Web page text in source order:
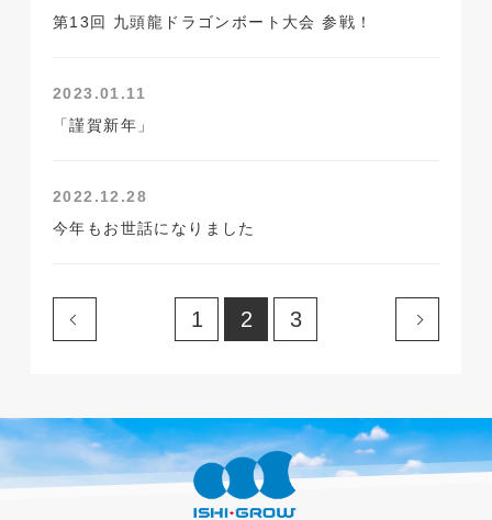
第13回 九頭龍ドラゴンボート大会 参戦！
2023.01.11
「謹賀新年」
2022.12.28
今年もお世話になりました
1 2 3